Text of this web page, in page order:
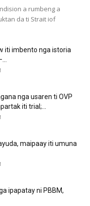
a rumbeng a
da ti Strait iof
iti imbento nga istoria
nga usaren ti OVP
iti trial;...
maipaay iti umuna
ipapatay ni PBBM,